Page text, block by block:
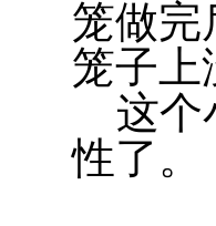
笼做
笼子上
这个
性了。